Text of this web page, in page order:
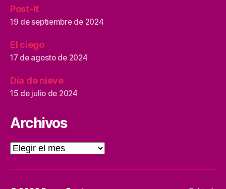
Post-It
19 de septiembre de 2024
El ciego
17 de agosto de 2024
Día de nieve
15 de julio de 2024
Archivos
Archivos